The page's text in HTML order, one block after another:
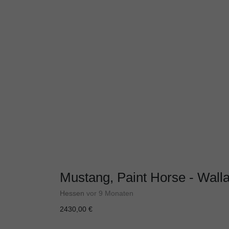
Mustang, Paint Horse -
Hessen vor 9 Monaten
2430,00 €